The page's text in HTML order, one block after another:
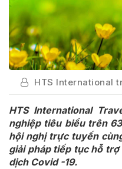
HTS International
HTS International
nghiệp tiêu biểu trên
hội nghị trực tuyến
giải pháp tiếp tục hỗ
dịch Covid -19.